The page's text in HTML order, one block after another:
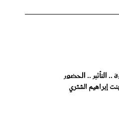
.. التأثير .. الحضور
إبراهيم الشثري